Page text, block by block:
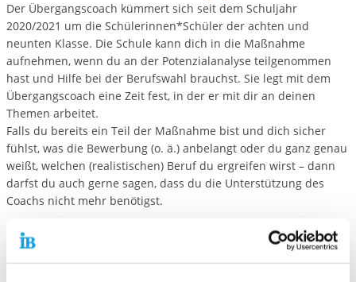
Der Übergangscoach kümmert sich seit dem Schuljahr
2020/2021 um die Schülerinnen*Schüler der achten und
neunten Klasse. Die Schule kann dich in die Maßnahme
aufnehmen, wenn du an der Potenzialanalyse teilgenommen
hast und Hilfe bei der Berufswahl brauchst. Sie legt mit dem
Übergangscoach eine Zeit fest, in der er mit dir an deinen
Themen arbeitet.
Falls du bereits ein Teil der Maßnahme bist und dich sicher
fühlst, was die Bewerbung (o. ä.) anbelangt oder du ganz genau
weißt, welchen (realistischen) Beruf du ergreifen wirst – dann
darfst du auch gerne sagen, dass du die Unterstützung des
Coachs nicht mehr benötigst.
Ist dein Interesse geweckt?
Dann sprich mit deinen Eltern und wende dich an deine Schule.